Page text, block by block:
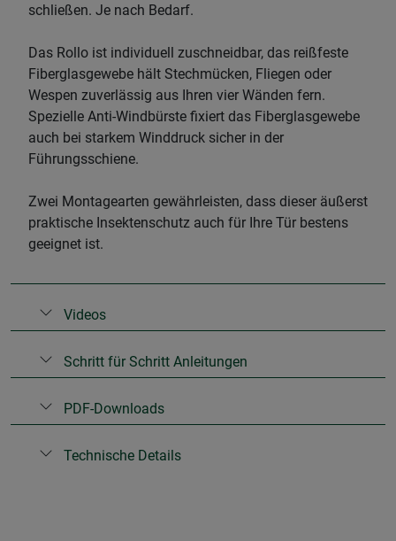
schließen. Je nach Bedarf.
Das Rollo ist individuell zuschneidbar, das reißfeste
Fiberglasgewebe hält Stechmücken, Fliegen oder
Wespen zuverlässig aus Ihren vier Wänden fern.
Spezielle Anti-Windbürste fixiert das Fiberglasgewebe
auch bei starkem Winddruck sicher in der
Führungsschiene.
Zwei Montagearten gewährleisten, dass dieser äußerst
praktische Insektenschutz auch für Ihre Tür bestens
geeignet ist.
Videos
Schritt für Schritt Anleitungen
PDF-Downloads
Technische Details